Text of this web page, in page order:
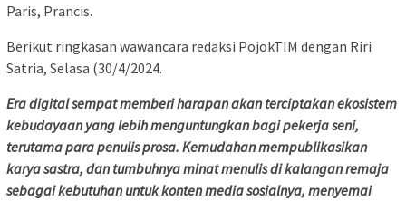
Paris, Prancis.
Berikut ringkasan wawancara redaksi PojokTIM dengan Riri
Satria, Selasa (30/4/2024.
Era digital sempat memberi harapan akan terciptakan ekosistem
kebudayaan yang lebih menguntungkan bagi pekerja seni,
terutama para penulis prosa. Kemudahan mempublikasikan
karya sastra, dan tumbuhnya minat menulis di kalangan remaja
sebagai kebutuhan untuk konten media sosialnya, menyemai